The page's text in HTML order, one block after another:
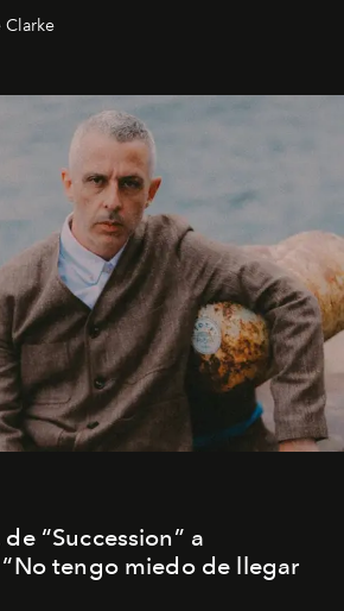
a partir de abril del próximo
Clarke
“Succession” a
tengo miedo de llegar